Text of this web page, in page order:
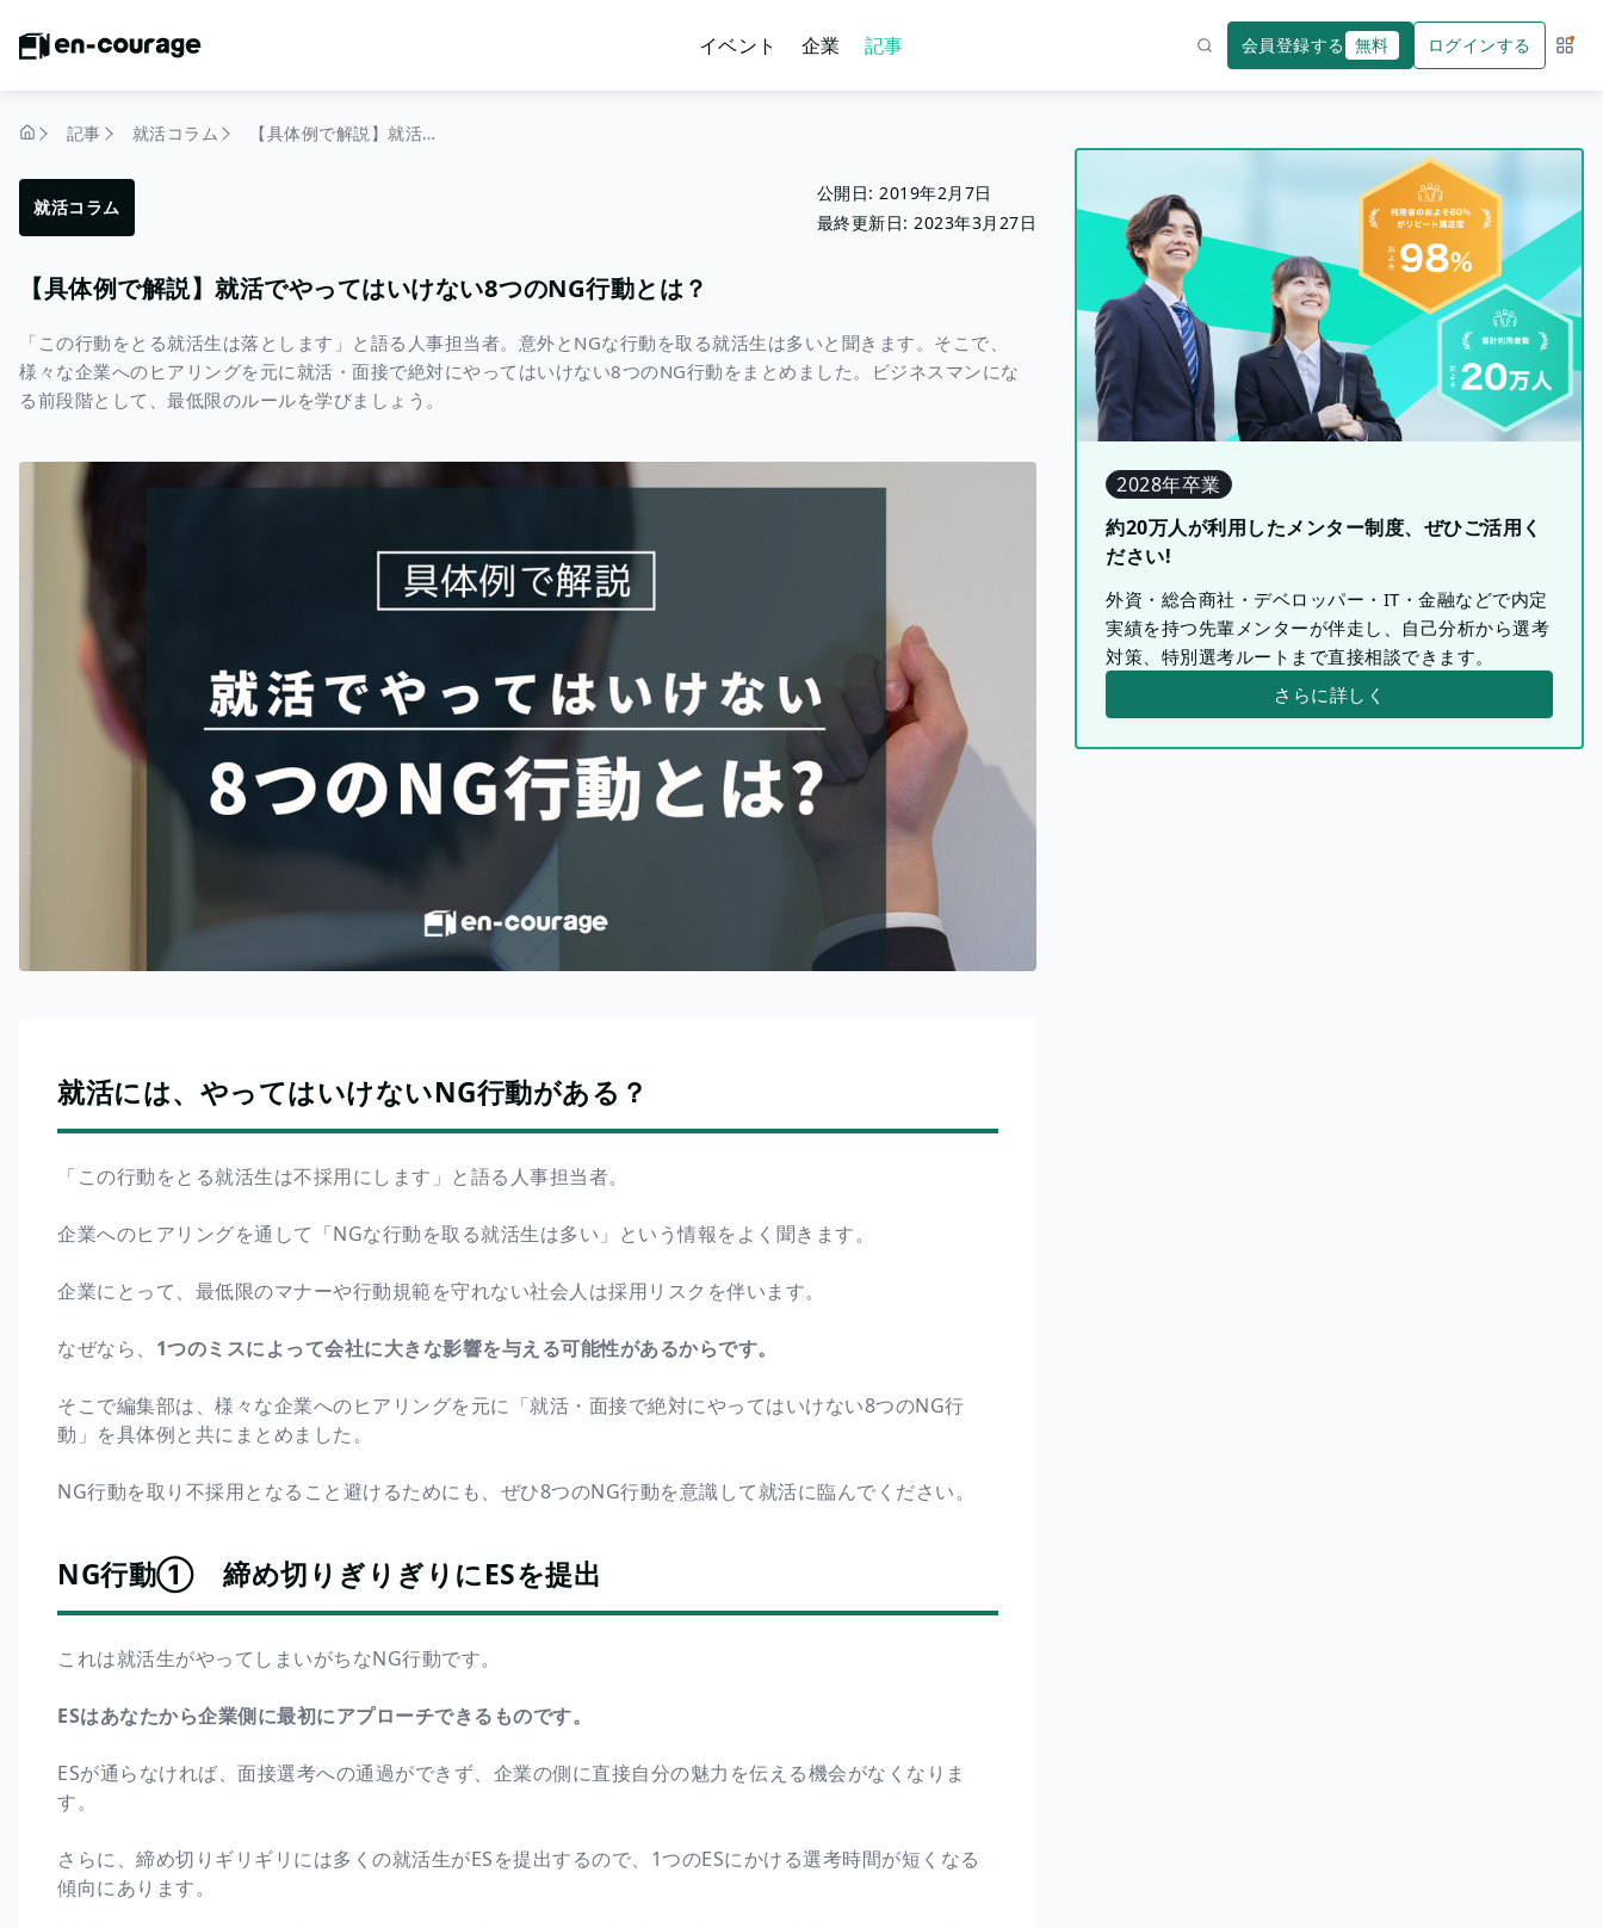
イベント 企業 記事 会員登録する 無料 ログインする サー
記事 就活コラム 【具体例で解説】就活でやってはいけない8つのNG行動とは？
就活コラム
公開日:2019年2月7日
最終更新日:2023年3月27日
【具体例で解説】就活でやってはいけない8つのNG行動とは？
「この行動をとる就活生は落とします」と語る人事担当者。意外とNGな行動を取る就活生は多いと聞きます。そこで、
様々な企業へのヒアリングを元に就活・面接で絶対にやってはいけない8つのNG行動をまとめました。ビジネスマンにな
る前段階として、最低限のルールを学びましょう。
就活には、やってはいけないNG行動がある？
「この行動をとる就活生は不採用にします」と語る人事担当者。
企業へのヒアリングを通して「NGな行動を取る就活生は多い」という情報をよく聞きます。
企業にとって、最低限のマナーや行動規範を守れない社会人は採用リスクを伴います。
なぜなら、 1つのミスによって会社に大きな影響を与える可能性があるからです。
そこで編集部は、様々な企業へのヒアリングを元に「就活・面接で絶対にやってはいけない8つのNG行
動」を具体例と共にまとめました。
NG行動を取り不採用となること避けるためにも、ぜひ8つのNG行動を意識して就活に臨んでください。
NG行動① 締め切りぎりぎりにESを提出
これは就活生がやってしまいがちなNG行動です。
ESはあなたから企業側に最初にアプローチできるものです。
ESが通らなければ、面接選考への通過ができず、企業の側に直接自分の魅力を伝える機会がなくなりま
す。
さらに、締め切りギリギリには多くの就活生がESを提出するので、1つのESにかける選考時間が短くなる
傾向にあります。
2028年卒業
約20万人が利用したメンター制度、ぜひご活用く
ださい!
外資・総合商社・デベロッパー・IT・金融などで内定
実績を持つ先輩メンターが伴走し、自己分析から選考
対策、特別選考ルートまで直接相談できます。
さらに詳しく